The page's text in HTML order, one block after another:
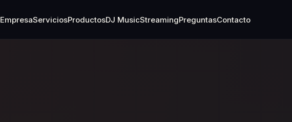
EmpresaServiciosProductosDJ MusicStreamingPreguntasContacto